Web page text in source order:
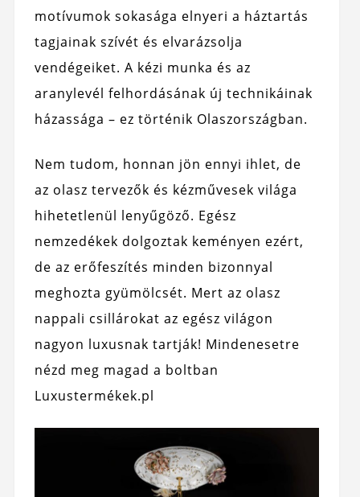
motívumok sokasága elnyeri a háztartás
tagjainak szívét és elvarázsolja
vendégeiket. A kézi munka és az
aranylevél felhordásának új technikáinak
házassága – ez történik Olaszországban.
Nem tudom, honnan jön ennyi ihlet, de
az olasz tervezők és kézművesek világa
hihetetlenül lenyűgöző. Egész
nemzedékek dolgoztak keményen ezért,
de az erőfeszítés minden bizonnyal
meghozta gyümölcsét. Mert az olasz
nappali csillárokat az egész világon
nagyon luxusnak tartják! Mindenesetre
nézd meg magad a boltban
Luxustermékek.pl